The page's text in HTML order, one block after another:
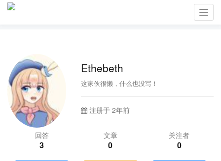
Ethebeth
这家伙很懒，什么也没写！
注册于 2年前
回答
3
文章
0
关注者
0